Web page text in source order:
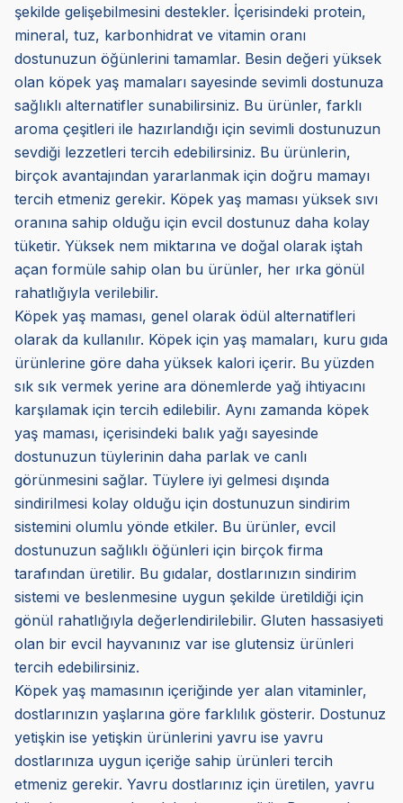
şekilde gelişebilmesini destekler. İçerisindeki protein,
mineral, tuz, karbonhidrat ve vitamin oranı
dostunuzun öğünlerini tamamlar. Besin değeri yüksek
olan köpek yaş mamaları sayesinde sevimli dostunuza
sağlıklı alternatifler sunabilirsiniz. Bu ürünler, farklı
aroma çeşitleri ile hazırlandığı için sevimli dostunuzun
sevdiği lezzetleri tercih edebilirsiniz. Bu ürünlerin,
birçok avantajından yararlanmak için doğru mamayı
tercih etmeniz gerekir. Köpek yaş maması yüksek sıvı
oranına sahip olduğu için evcil dostunuz daha kolay
tüketir. Yüksek nem miktarına ve doğal olarak iştah
açan formüle sahip olan bu ürünler, her ırka gönül
rahatlığıyla verilebilir.
Köpek yaş maması, genel olarak ödül alternatifleri
olarak da kullanılır. Köpek için yaş mamaları, kuru gıda
ürünlerine göre daha yüksek kalori içerir. Bu yüzden
sık sık vermek yerine ara dönemlerde yağ ihtiyacını
karşılamak için tercih edilebilir. Aynı zamanda köpek
yaş maması, içerisindeki balık yağı sayesinde
dostunuzun tüylerinin daha parlak ve canlı
görünmesini sağlar. Tüylere iyi gelmesi dışında
sindirilmesi kolay olduğu için dostunuzun sindirim
sistemini olumlu yönde etkiler. Bu ürünler, evcil
dostunuzun sağlıklı öğünleri için birçok firma
tarafından üretilir. Bu gıdalar, dostlarınızın sindirim
sistemi ve beslenmesine uygun şekilde üretildiği için
gönül rahatlığıyla değerlendirilebilir. Gluten hassasiyeti
olan bir evcil hayvanınız var ise glutensiz ürünleri
tercih edebilirsiniz.
Köpek yaş mamasının içeriğinde yer alan vitaminler,
dostlarınızın yaşlarına göre farklılık gösterir. Dostunuz
yetişkin ise yetişkin ürünlerini yavru ise yavru
dostlarınıza uygun içeriğe sahip ürünleri tercih
etmeniz gerekir. Yavru dostlarınız için üretilen, yavru